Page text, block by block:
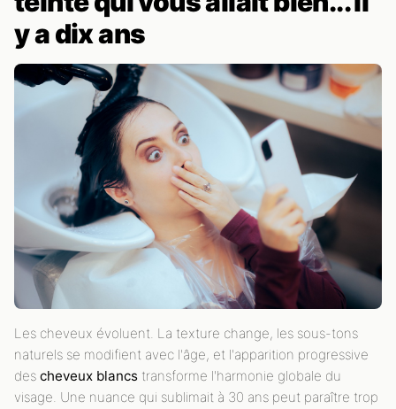
y a dix ans
Les cheveux évoluent. La texture change, les sous-tons
naturels se modifient avec l'âge, et l'apparition progressive
des cheveux blancs transforme l'harmonie globale du
visage. Une nuance qui sublimait à 30 ans peut paraître trop